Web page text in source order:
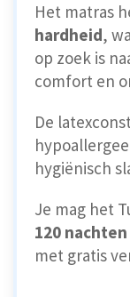
Het matras
hardheid,
op zoek is
comfort en
De
hygiënisch
Je mag het
120
met gratis